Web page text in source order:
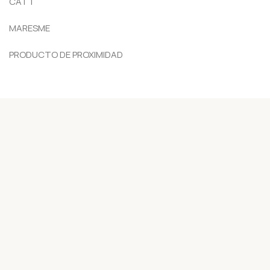
MARESME
PRODUCTO DE PROXIMIDAD